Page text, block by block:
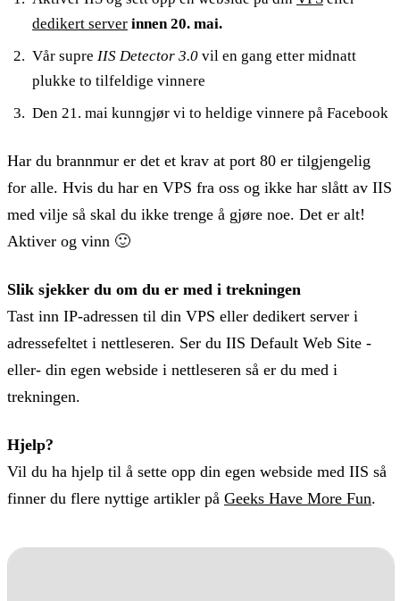
dedikert server innen 20. mai.
Vår supre IIS Detector 3.0 vil en gang etter midnatt
plukke to tilfeldige vinnere
Den 21. mai kunngjør vi to heldige vinnere på Facebook
Har du brannmur er det et krav at port 80 er tilgjengelig
for alle. Hvis du har en VPS fra oss og ikke har slått av IIS
med vilje så skal du ikke trenge å gjøre noe. Det er alt!
Aktiver og vinn 🙂
Slik sjekker du om du er med i trekningen
Tast inn IP-adressen til din VPS eller dedikert server i
adressefeltet i nettleseren. Ser du IIS Default Web Site -
eller- din egen webside i nettleseren så er du med i
trekningen.
Hjelp?
Vil du ha hjelp til å sette opp din egen webside med IIS så
finner du flere nyttige artikler på Geeks Have More Fun.